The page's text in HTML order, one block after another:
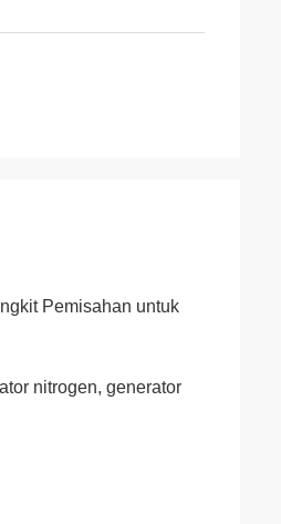
Pemisahan untuk
nitrogen, generator